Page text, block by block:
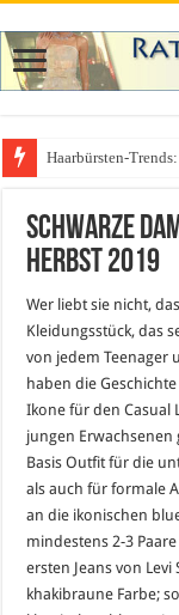
Haarbürsten-
Was zieht man auf
Schwarze
Herbst 2019
Wer liebt sie nicht,
Kleidungsstück, das
von jedem Teenager
haben die
Ikone für den Casual
jungen Erwachsenen
Basis Outfit für die
als auch für formale
an die ikonischen
mindestens 2-3
ersten Jeans von
khakibraune Farbe;